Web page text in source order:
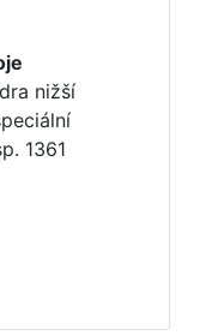
nižší
1361